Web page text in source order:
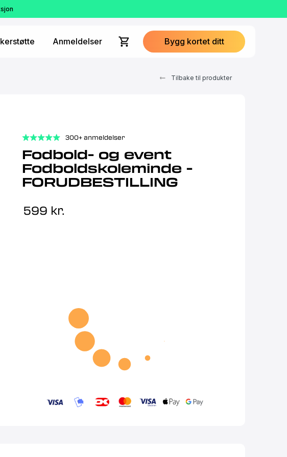
Anmeldelser Bygg kortet ditt
Tilbake til produkter
300+ anmeldelser
Fodbold- og event
Fodboldskoleminde -
FORUDBESTILLING
599 kr.